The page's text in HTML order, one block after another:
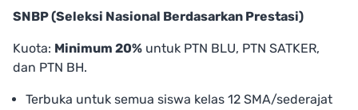
SNBP (Seleksi Nasional Berdasarkan Prestasi)
Kuota: Minimum 20% untuk PTN BLU, PTN SATKER,
dan PTN BH.
Terbuka untuk semua siswa kelas 12 SMA/sederajat